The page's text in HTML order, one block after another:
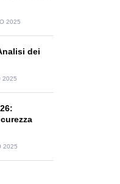
2025
dei
2025
2025